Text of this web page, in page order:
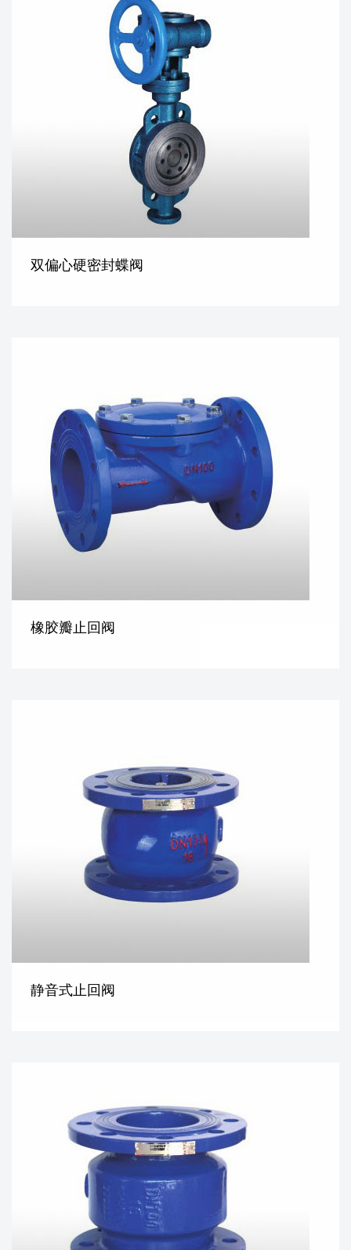
双偏心硬密封蝶阀
橡胶瓣止回阀
静音式止回阀